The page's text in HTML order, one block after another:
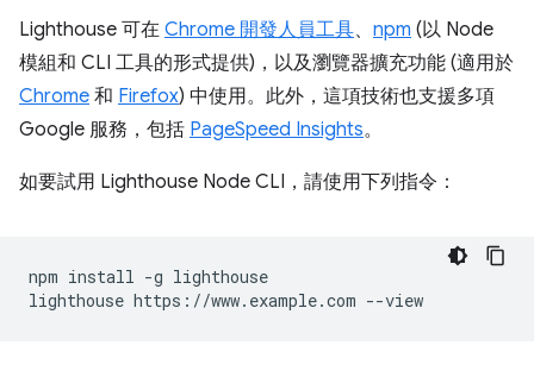
Lighthouse 可在 Chrome 開發人員工具、 npm (以 Node
模組和 CLI 工具的形式提供)，以及瀏覽器擴充功能 (適用於
Chrome 和 Firefox) 中使用。此外，這項技術也支援多項
Google 服務，包括 PageSpeed Insights。
如要試用 Lighthouse Node CLI，請使用下列指令：
npm install -g lighthouse